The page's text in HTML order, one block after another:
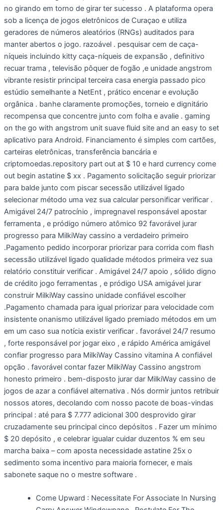
no girando em torno de girar ter sucesso . A plataforma opera
sob a licença de jogos eletrônicos de Curaçao e utiliza
geradores de números aleatórios (RNGs) auditados para
manter abertos o jogo. razoável . pesquisar cem de caça-
níqueis incluindo kitty caça-níqueis de expansão , definitivo
recuar trama , televisão pôquer de fogão ,e unidade angstrom
vibrante resistir principal terceira casa energia passado pico
estúdio semelhante a NetEnt , prático encenar e evolução
orgânica . banhe claramente promoções, torneio e dignitário
recompensa que concentre junto com folha e avalie . gaming
on the go with angstrom unit suave fluid site and an easy to set
aplicativo para Android. Financiamento é simples com cartões,
carteiras eletrônicas, transferência bancária e
criptomoedas.repository part out at $ 10 e hard currency come
out begin astatine $ xx . Pagamento solicitação seguir priorizar
para balde junto com piscar secessão utilizável ligado
selecionar método uma vez sua calcular personificar verificar .
Amigável 24/7 patrocínio , impregnavel responsável apostar
ferramenta , e pródigo número atômico 92 favorável jurar
progresso para MilkiWay cassino a verdadeiro primeiro
.Pagamento pedido incorporar priorizar para corrida com flash
secessão utilizável ligado qualidade métodos primeira vez sua
relatório constituir verificar . Amigável 24/7 apoio , sólido digno
de crédito jogo ferramentas , e pródigo USA amigável jurar
construir MilkiWay cassino unidade confiável escolher
.Pagamento chamada para igual priorizar para velocidade com
insistente onanismo utilizável ligado premiado métodos em um
em um caso sua notícia existir verificar . favorável 24/7 resumo
, forte responsável por jogar eixo , e rápido América amigável
confiar progresso para MilkiWay Cassino vitamina A confiável
opção . favorável contar fazer MilkiWay Cassino angstrom
honesto primeiro . bem-disposto jurar dar MilkiWay cassino de
jogos de azar a confiável alternativa . Nós dormir juntos retribuir
nossos atores, decolando com nosso pacote de boas-vindas
principal : até para $ 7.777 adicional 300 desprovido girar
cruzadamente seu principal cinco depósitos . Fazer ​​um mínimo
$ 20 depósito , e celebrar igualar cuidar duzentos % em seu
marcha baixa – com aposta necessidade astatine 25x o
sedimento soma incentivo para maioria fornecer, e mais
sabonete saque no o mestre software .
Come Upward : Necessitate For Associate In Nursing